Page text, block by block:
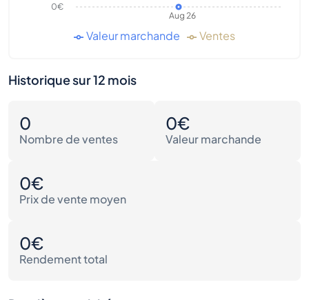
Aug 26
0€
Valeur marchande Ventes
Historique sur 12 mois
0
Nombre de ventes
0€
Valeur marchande
0€
Prix de vente moyen
0€
Rendement total